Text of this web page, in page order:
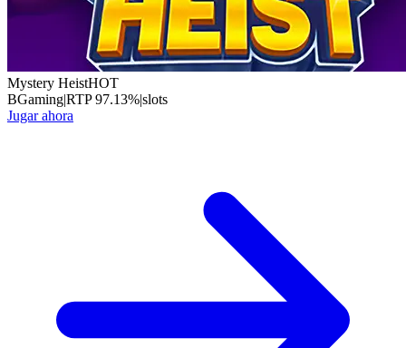
Mystery HeistHOT
BGaming|RTP97.13%|slots
Jugar ahora